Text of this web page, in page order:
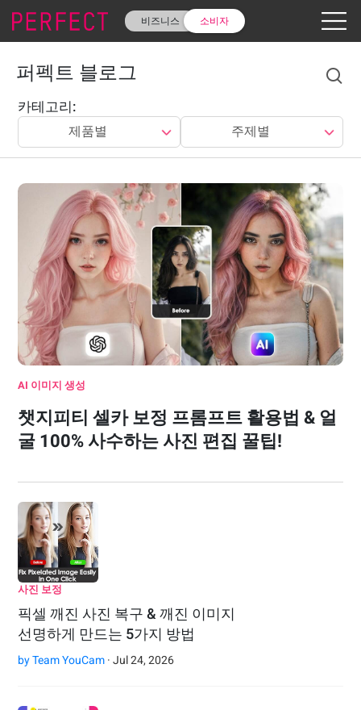
비즈니스 소비자
퍼펙트 블로그
카테고리:
제품별 주제별
AI 이미지 생성
챗지피티 셀카 보정 프롬프트 활용법 & 얼
굴 100% 사수하는 사진 편집 꿀팁!
사진 보정
픽셀 깨진 사진 복구 & 깨진 이미지
선명하게 만드는 5가지 방법
byTeam YouCam · Jul 24, 2026